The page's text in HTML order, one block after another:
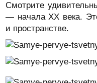
Смотрите
— начала XX века.
и пространстве.